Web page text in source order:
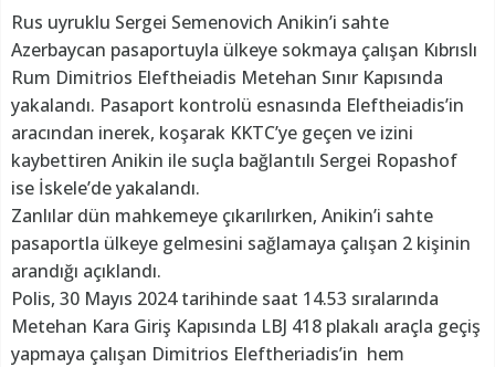
Rus uyruklu Sergei Semenovich Anikin’i sahte
Azerbaycan pasaportuyla ülkeye sokmaya çalışan Kıbrıslı
Rum Dimitrios Eleftheiadis Metehan Sınır Kapısında
yakalandı. Pasaport kontrolü esnasında Eleftheiadis’in
aracından inerek, koşarak KKTC’ye geçen ve izini
kaybettiren Anikin ile suçla bağlantılı Sergei Ropashof
ise İskele’de yakalandı.
Zanlılar dün mahkemeye çıkarılırken, Anikin’i sahte
pasaportla ülkeye gelmesini sağlamaya çalışan 2 kişinin
arandığı açıklandı.
Polis, 30 Mayıs 2024 tarihinde saat 14.53 sıralarında
Metehan Kara Giriş Kapısında LBJ 418 plakalı araçla geçiş
yapmaya çalışan Dimitrios Eleftheriadis’in hem